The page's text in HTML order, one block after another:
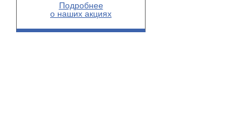
Подробнее
о наших акциях